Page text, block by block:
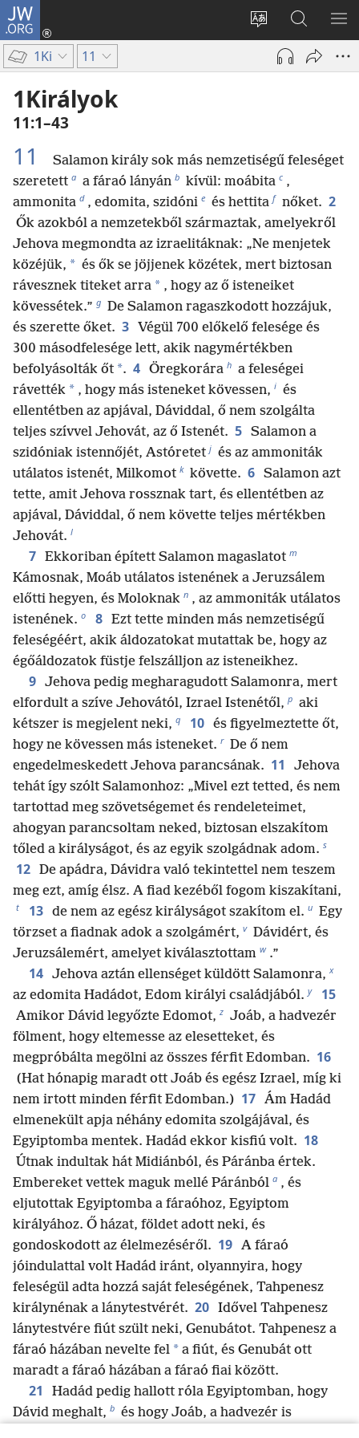
JW.ORG
Oldal
nyelvének
megváltoztatása
Bejelentkezés
(opens
window)
Keresés
a jw.org
honlapon
1Ki 11
1Királyok
11:1–43
11
Salamon király sok más nemzetiségű feleséget
szeretett a a fáraó lányán b kívül: moábita c ,
ammonita d , edomita, szidóni e és hettita f nőket. 2
Ők azokból a nemzetekből származtak, amelyekről
Jehova megmondta az izraelitáknak: „Ne menjetek
közéjük, * és ők se jöjjenek közétek, mert biztosan
rávesznek titeket arra * , hogy az ő isteneiket
kövessétek.” g De Salamon ragaszkodott hozzájuk,
és szerette őket. 3 Végül 700 előkelő felesége és
300 másodfelesége lett, akik nagymértékben
befolyásolták őt *. 4 Öregkorára h a feleségei
rávették * , hogy más isteneket kövessen, i és
ellentétben az apjával, Dáviddal, ő nem szolgálta
teljes szívvel Jehovát, az ő Istenét. 5 Salamon a
szidóniak istennőjét, Astóretet j és az ammoniták
utálatos istenét, Milkomot k követte. 6 Salamon azt
tette, amit Jehova rossznak tart, és ellentétben az
apjával, Dáviddal, ő nem követte teljes mértékben
Jehovát. l
7 Ekkoriban épített Salamon magaslatot m
Kámosnak, Moáb utálatos istenének a Jeruzsálem
előtti hegyen, és Moloknak n , az ammoniták utálatos
istenének. o 8 Ezt tette minden más nemzetiségű
feleségéért, akik áldozatokat mutattak be, hogy az
égőáldozatok füstje felszálljon az isteneikhez.
9 Jehova pedig megharagudott Salamonra, mert
elfordult a szíve Jehovától, Izrael Istenétől, p aki
kétszer is megjelent neki, q 10 és figyelmeztette őt,
hogy ne kövessen más isteneket. r De ő nem
engedelmeskedett Jehova parancsának. 11
Jehova
tehát így szólt Salamonhoz: „Mivel ezt tetted, és nem
tartottad meg szövetségemet és rendeleteimet,
ahogyan parancsoltam neked, biztosan elszakítom
tőled a királyságot, és az egyik szolgádnak adom. s
12 De apádra, Dávidra való tekintettel nem teszem
meg ezt, amíg élsz. A fiad kezéből fogom kiszakítani,
t 13 de nem az egész királyságot szakítom el. u Egy
törzset a fiadnak adok a szolgámért, v Dávidért, és
Jeruzsálemért, amelyet kiválasztottam w .”
14 Jehova aztán ellenséget küldött Salamonra, x
az edomita Hadádot, Edom királyi családjából. y 15
Amikor Dávid legyőzte Edomot, z Joáb, a hadvezér
fölment, hogy eltemesse az elesetteket, és
megpróbálta megölni az összes férfit Edomban. 16
(Hat hónapig maradt ott Joáb és egész Izrael, míg ki
nem irtott minden férfit Edomban.) 17 Ám Hadád
elmenekült apja néhány edomita szolgájával, és
Egyiptomba mentek. Hadád ekkor kisfiú volt. 18
Útnak indultak hát Midiánból, és Páránba értek.
Embereket vettek maguk mellé Páránból a , és
eljutottak Egyiptomba a fáraóhoz, Egyiptom
királyához. Ő házat, földet adott neki, és
gondoskodott az élelmezéséről. 19 A fáraó
jóindulattal volt Hadád iránt, olyannyira, hogy
feleségül adta hozzá saját feleségének, Tahpenesz
királynénak a lánytestvérét. 20 Idővel Tahpenesz
lánytestvére fiút szült neki, Genubátot. Tahpenesz a
fáraó házában nevelte fel * a fiút, és Genubát ott
maradt a fáraó házában a fáraó fiai között.
21
Hadád pedig hallott róla Egyiptomban, hogy
Dávid meghalt, b és hogy Joáb, a hadvezér is